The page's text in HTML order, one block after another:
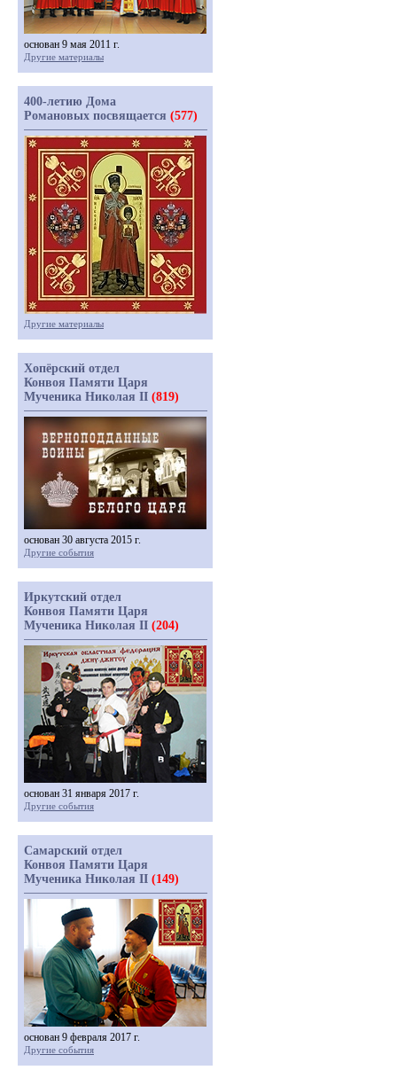
основан 9 мая 2011 г.
Другие материалы
400-летию Дома
Романовых посвящается (577)
Другие материалы
Хопёрский отдел
Конвоя Памяти Царя
Мученика Николая II (819)
основан 30 августа 2015 г.
Другие события
Иркутский отдел
Конвоя Памяти Царя
Мученика Николая II (204)
основан 31 января 2017 г.
Другие события
Самарский отдел
Конвоя Памяти Царя
Мученика Николая II (149)
основан 9 февраля 2017 г.
Другие события